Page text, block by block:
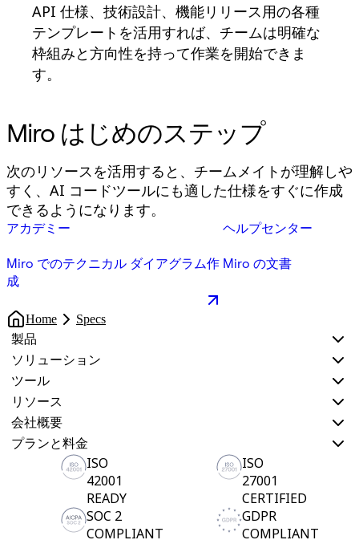
API 仕様、技術設計、機能リリース用の各種
テンプレートを活用すれば、チームは明確な
枠組みと方向性を持って作業を開始できま
す。
Miro はじめのステップ
次のリソースを活用すると、チームメイトが理解しや
すく、AI コードツールにも適した仕様をすぐに作成
できるようになります。
アカデミー
Miro でのテクニカル ダイアグラム作
成
ヘルプセンター
Miro の文書
Home Specs
製品
ソリューション
ツール
リソース
会社概要
プランと料金
ISO
42001
READY
ISO
27001
CERTIFIED
SOC 2
COMPLIANT
GDPR
COMPLIANT